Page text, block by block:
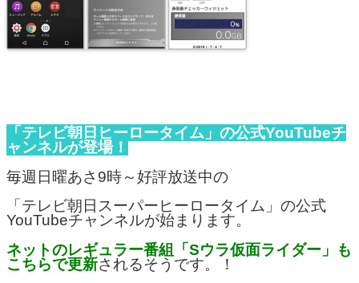
「テレビ朝日ヒーロータイム」の公式YouTubeチ
ャンネルが登場！
毎週日曜あさ9時～好評放送中の
「テレビ朝日スーパーヒーロータイム」の公式
YouTubeチャンネルが始まります。
ネットのレギュラー番組「Sウラ仮面ライダー」も
こちらで更新されるそうです。！